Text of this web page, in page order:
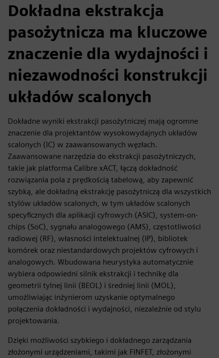
Dokładna ekstrakcja
pasożytnicza ma kluczowe
znaczenie dla wydajności i
niezawodności konstrukcji
układów scalonych
Dokładne wyniki ekstrakcji pasożytniczej mają ogromne
znaczenie dla projektantów wysokowydajnych układów
scalonych (IC) w zaawansowanych węzłach.
Zaawansowane narzędzia do ekstrakcji pasożytniczych,
takie jak platforma Calibre xACT, łączą dokładność
rozwiązania pola z prędkością tabelową, aby zapewnić
szybką, ale dokładną ekstrakcję pasożytniczą dla wszystkich
stylów układów scalonych, w tym układów scalonych
specyficznych dla aplikacji cyfrowych (ASIC), system-on-
chips (SoC), sygnału analogowego (AMS), częstotliwości
radiowej (RF), własności intelektualnej (IP), bibliotek
komórek oraz niestandardowych projektów cyfrowych i
analogowych. Wbudowana heurystyka automatycznie
wybiera odpowiedni silnik ekstrakcji i technikę dla
geometrii tylnej linii (BEOL) i średniej linii (MOL),
umożliwiając inżynierom uzyskanie optymalnego
połączenia dokładności i wydajności, niezależnie od stylu
projektowania.
Dzięki możliwości szybkiego i dokładnego zarządzania
złożonymi urządzeniami, takimi jak FINFET, złożonymi